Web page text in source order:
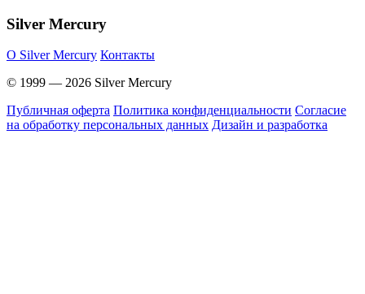
Silver Mercury
O Silver Mercury Контакты
© 1999 — 2026 Silver Mercury
Публичная оферта Политика конфиденциальности Согласие
на обработку персональных данных Дизайн и разработка